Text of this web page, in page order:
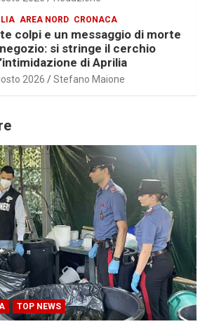
AREA NORD CRONACA
colpi e un messaggio di morte
si stringe il cerchio
di Aprilia
2026 Stefano Maione
TOP NEWS